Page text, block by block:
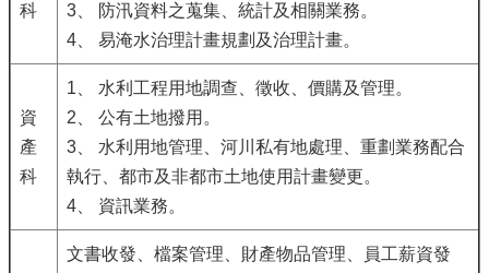
科
3、 防汛資料之蒐集、統計及相關業務。
4、 易淹水治理計畫規劃及治理計畫。
資
產
科
1、 水利工程用地調查、徵收、價購及管理。
2、 公有土地撥用。
3、 水利用地管理、河川私有地處理、重劃業務配合
執行、都市及非都市土地使用計畫變更。
4、 資訊業務。
文書收發、檔案管理、財產物品管理、員工薪資發